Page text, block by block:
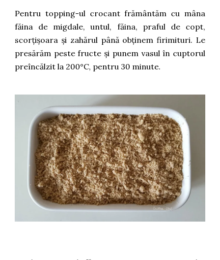
Pentru topping-ul crocant frământăm cu mâna
făina de migdale, untul, făina, praful de copt,
scorțișoara și zahărul până obținem firimituri. Le
presărăm peste fructe și punem vasul în cuptorul
preîncălzit la 200°C, pentru 30 minute.